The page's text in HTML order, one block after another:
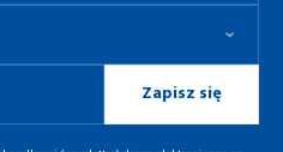
Zapisz się